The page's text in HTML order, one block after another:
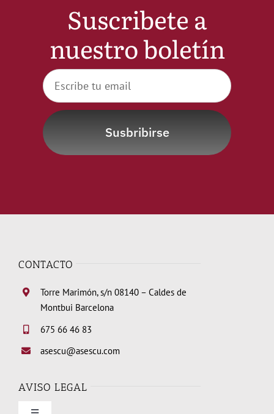
WooCommerce Cart
Suscribete a
nuestro boletín
Susbribirse
CONTACTO
Torre Marimón, s/n 08140 – Caldes de
Montbui Barcelona
675 66 46 83
asescu@asescu.com
AVISO LEGAL